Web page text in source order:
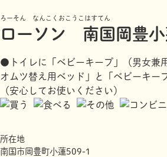
ろーそん なんこくおこうこはすてん
ローソン 南国岡豊小
●トイレに「ベビーキープ」（男女兼
オムツ替え用ベッド」と「ベビーキー
（安心してお使いください）
所在地
南国市岡豊町小蓮509-1